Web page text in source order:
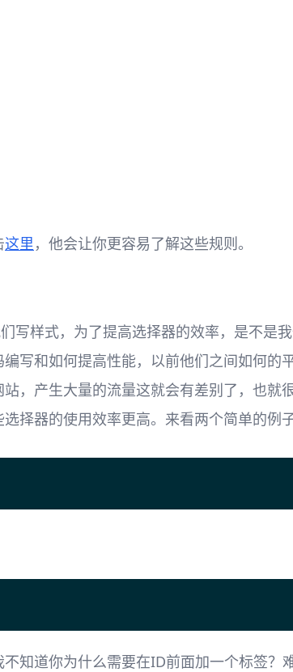
这里 ，他会让你更容易了解这些规则。
写样式，为了提高选择器的效率，是不是
写和如何提高性能，以前他们之间如何
，产生大量的流量这就会有差别了，也
择器的使用效率更高。来看两个简单的例子
知道你为什么需要在ID前面加一个标签？